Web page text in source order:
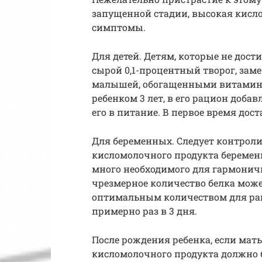
запущенной стадии, высокая
симптомы.
Для детей. Детям, которые не
сырой 0,1-процентный творог,
малышей, обогащенными
ребенком 3 лет, в его рацион
его в питание. В первое время
Для беременных. Следует
кисломолочного продукта
много необходимого для
чрезмерное количество белка
оптимальным количеством для
примерно раз в 3 дня.
После рождения ребенка, если
кисломолочного продукта должно